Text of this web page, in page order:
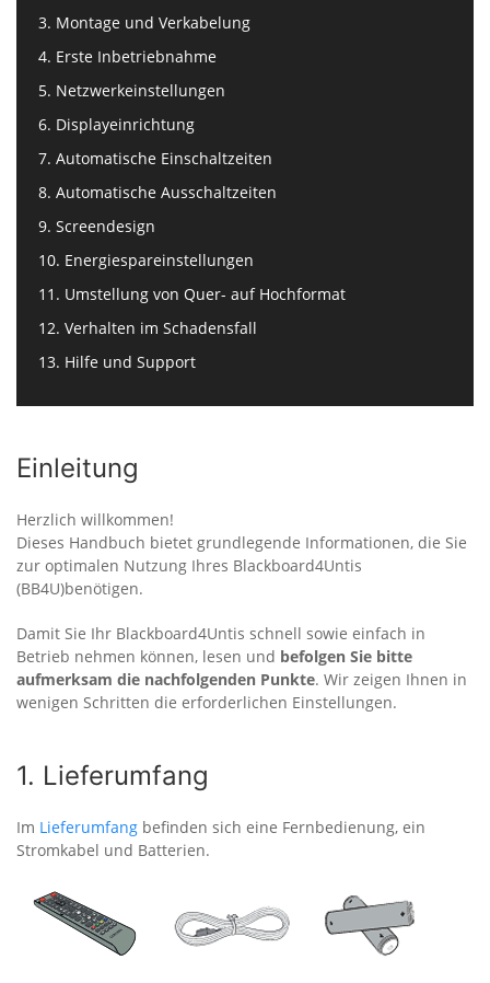
3. Montage und Verkabelung
4. Erste Inbetriebnahme
5. Netzwerkeinstellungen
6. Displayeinrichtung
7. Automatische Einschaltzeiten
8. Automatische Ausschaltzeiten
9. Screendesign
10. Energiespareinstellungen
11. Umstellung von Quer- auf Hochformat
12. Verhalten im Schadensfall
13. Hilfe und Support
Einleitung
Herzlich willkommen!
Dieses Handbuch bietet grundlegende Informationen, die Sie
zur optimalen Nutzung Ihres Blackboard4Untis
(BB4U)benötigen.
Damit Sie Ihr Blackboard4Untis schnell sowie einfach in
Betrieb nehmen können, lesen und befolgen Sie bitte
aufmerksam die nachfolgenden Punkte. Wir zeigen Ihnen in
wenigen Schritten die erforderlichen Einstellungen.
1. Lieferumfang
Im Lieferumfang befinden sich eine Fernbedienung, ein
Stromkabel und Batterien.